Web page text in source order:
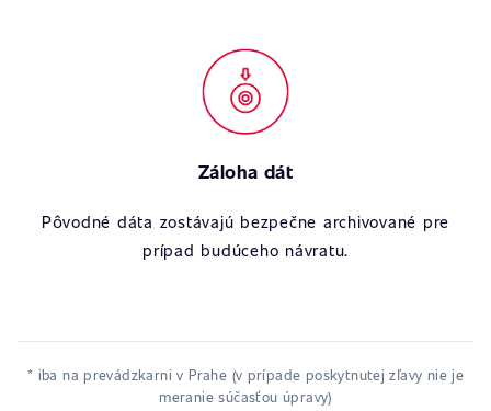
Záloha dát
Pôvodné dáta zostávajú bezpečne archivované pre
prípad budúceho návratu.
* iba na prevádzkarni v Prahe (v prípade poskytnutej zľavy nie je
meranie súčasťou úpravy)